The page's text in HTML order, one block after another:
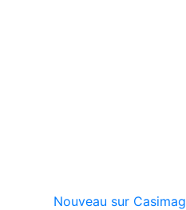
Nouveau sur